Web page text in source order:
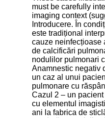
must be carefully
imaging context
Introducere. În
este tradițional
cauze neinfecțioase
de calcificări
nodulilor pulmonari
Anamnestic negativ
un caz al unui
pulmonare cu
Cazul 2 – un
cu elementul
ani la fabrica de